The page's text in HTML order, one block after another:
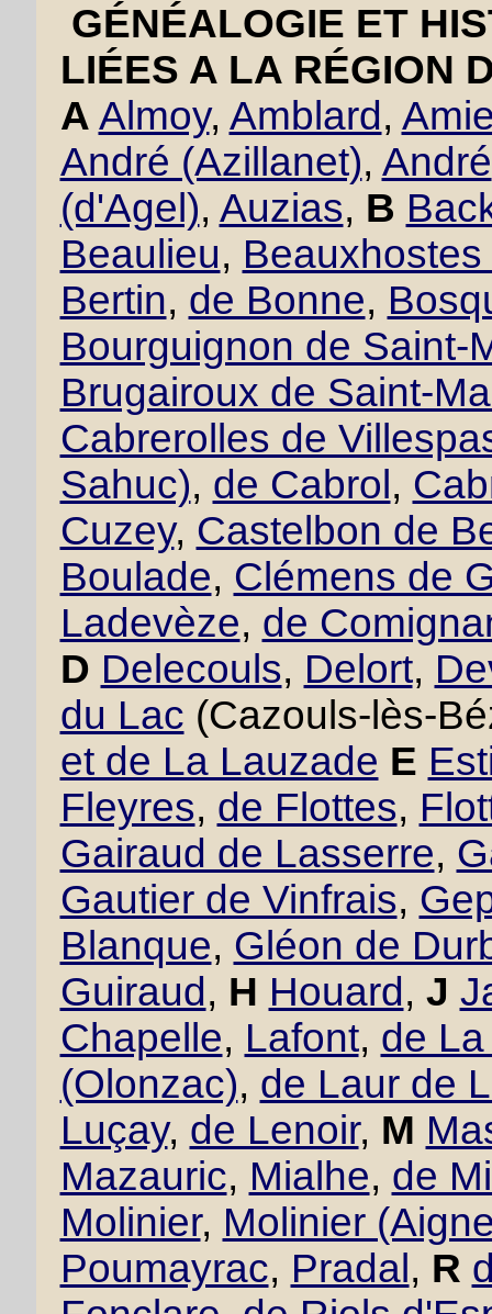
GÉNÉALOGIE ET
LIÉES A LA RÉGION
A Almoy, Amblard ,
André (Azillanet), André
(d'Agel), Auzias, B
Beaulieu,
Bertin, de Bonne,
Bourguignon de Saint-
Brugairoux de Saint-
Cabrerolles de
Sahuc), de Cabrol ,
Cuzey, Castelbon de
Boulade, Clémens de
Ladevèze, de
D Delecouls, Delort,
du Lac (Cazouls-lès-
et de La Lauzade E
Fleyres, de Flottes,
Gairaud de Lasserre,
Gautier de Vinfrais,
Blanque, Gléon de
Guiraud , H Houard , J
Chapelle, Lafont, de
(Olonzac), de Laur de
Luçay, de Lenoir, M
Mazauric, Mialhe, de
Molinier, Molinier
Poumayrac, Pradal , R